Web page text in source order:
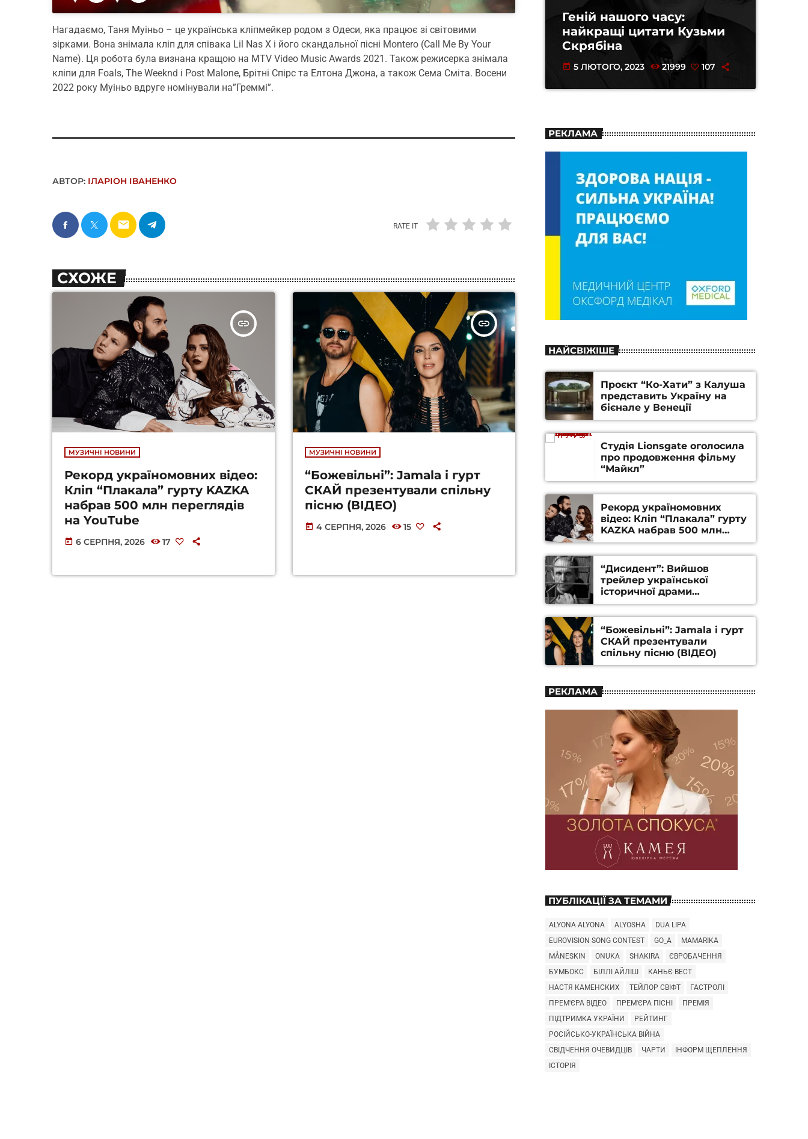
Нагадаємо, Таня Муіньо – це українська кліпмейкер родом з Одеси, яка працює зі світовими
зірками. Вона знімала кліп для співака Lil Nas X і його скандальної пісні Montero (Call Me By Your
Name). Ця робота була визнана кращою на MTV Video Music Awards 2021. Також режисерка знімала
кліпи для Foals, The Weeknd і Post Malone, Брітні Спірс та Елтона Джона, а також Сема Сміта. Восени
2022 року Муіньо вдруге номінували на”Греммі”.
АВТОР: ІЛАРІОН ІВАНЕНКО
email RATE IT
СХОЖЕ
insert_link
МУЗИЧНІ НОВИНИ
Рекорд україномовних відео:
Кліп “Плакала” гурту KAZKA
набрав 500 млн переглядів
на YouTube
today 6 СЕРПНЯ, 2026 17
insert_link
МУЗИЧНІ НОВИНИ
“Божевільні”: Jamala і гурт
СКАЙ презентували спільну
пісню (ВІДЕО)
today 4 СЕРПНЯ, 2026 15
Геній нашого часу:
найкращі цитати Кузьми
Скрябіна
today 5 ЛЮТОГО, 2023 21999 107
РЕКЛАМА
НАЙСВІЖІШЕ
Проєкт “Ко-Хати” з Калуша
представить Україну на
бієнале у Венеції
Студія Lionsgate оголосила
про продовження фільму
“Майкл”
Рекорд україномовних
відео: Кліп “Плакала” гурту
KAZKA набрав 500 млн
переглядів на YouTube
“Дисидент”: Вийшов
трейлер української
історичної драми
Станіслава Гуренка та
Андрія Алфьорова (ВІДЕО)
“Божевільні”: Jamala і гурт
СКАЙ презентували
спільну пісню (ВІДЕО)
РЕКЛАМА
ПУБЛІКАЦІЇ ЗА ТЕМАМИ
ALYONA ALYONA ALYOSHA
DUA LIPA
EUROVISION SONG CONTEST
GO_A
MAMARIKA
MÅNESKIN
ONUKA SHAKIRA
ЄВРОБАЧЕННЯ
БУМБОКС
БІЛЛІ АЙЛІШ
КАНЬЄ ВЕСТ
НАСТЯ КАМЕНСКИХ
ТЕЙЛОР СВІФТ
ГАСТРОЛІ
ПРЕМ'ЄРА ВІДЕО
ПРЕМ'ЄРА ПІСНІ
ПРЕМІЯ
ПІДТРИМКА УКРАЇНИ
РЕЙТИНГ
РОСІЙСЬКО-УКРАЇНСЬКА ВІЙНА
СВІДЧЕННЯ ОЧЕВИДЦІВ
ЧАРТИ
ІНФОРМ ЩЕПЛЕННЯ
ІСТОРІЯ